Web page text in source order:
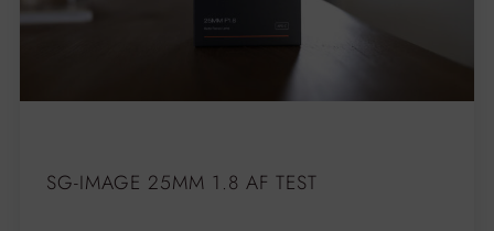
SG-IMAGE 25MM 1.8 AF TEST